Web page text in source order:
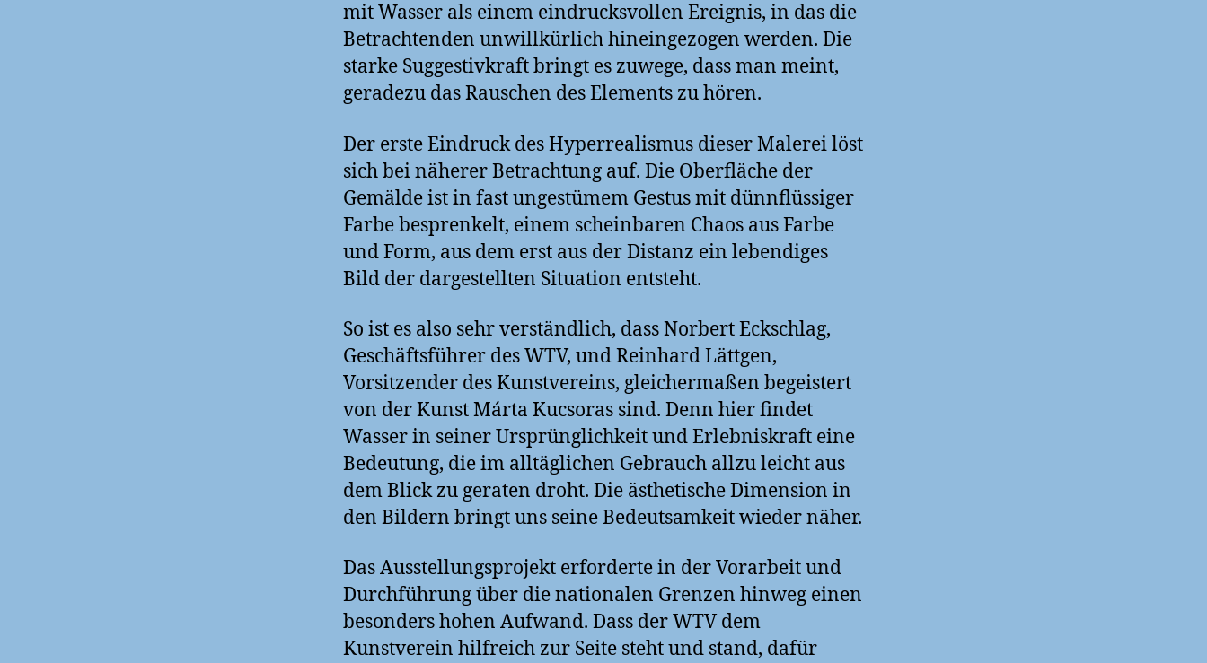
mit Wasser als einem eindrucksvollen Ereignis, in das die
Betrachtenden unwillkürlich hineingezogen werden. Die
starke Suggestivkraft bringt es zuwege, dass man meint,
geradezu das Rauschen des Elements zu hören.
Der erste Eindruck des Hyperrealismus dieser Malerei löst
sich bei näherer Betrachtung auf. Die Oberfläche der
Gemälde ist in fast ungestümem Gestus mit dünnflüssiger
Farbe besprenkelt, einem scheinbaren Chaos aus Farbe
und Form, aus dem erst aus der Distanz ein lebendiges
Bild der dargestellten Situation entsteht.
So ist es also sehr verständlich, dass Norbert Eckschlag,
Geschäftsführer des WTV, und Reinhard Lättgen,
Vorsitzender des Kunstvereins, gleichermaßen begeistert
von der Kunst Márta Kucsoras sind. Denn hier findet
Wasser in seiner Ursprünglichkeit und Erlebniskraft eine
Bedeutung, die im alltäglichen Gebrauch allzu leicht aus
dem Blick zu geraten droht. Die ästhetische Dimension in
den Bildern bringt uns seine Bedeutsamkeit wieder näher.
Das Ausstellungsprojekt erforderte in der Vorarbeit und
Durchführung über die nationalen Grenzen hinweg einen
besonders hohen Aufwand. Dass der WTV dem
Kunstverein hilfreich zur Seite steht und stand, dafür